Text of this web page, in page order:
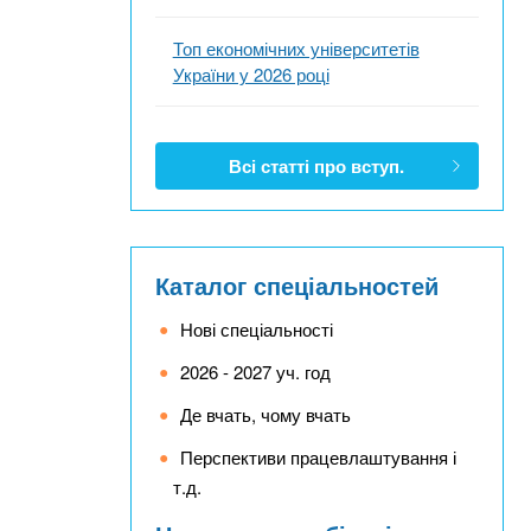
Топ економічних університетів
України у 2026 році
Всі статті про вступ.
Каталог спеціальностей
Нові спеціальності
2026 - 2027 уч. год
Де вчать, чому вчать
Перспективи працевлаштування і
т.д.